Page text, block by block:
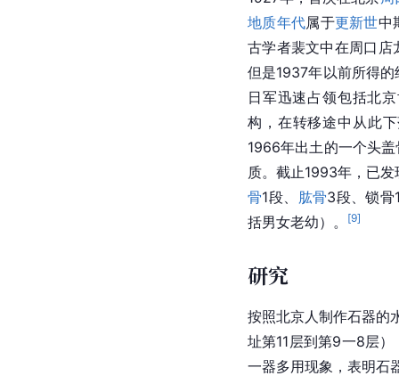
地质年代属于更新世中
古学者裴文中在周口店
但是1937年以前所得
日军迅速占领包括北
构，在转移途中从此
1966年出土的一个头
质。截止1993年，已
骨1段、 肱骨3段、锁骨
括男女老幼）。
[9]
研究
按照北京人制作石器的
址第11层到第9一8层
一器多用现象，表明石